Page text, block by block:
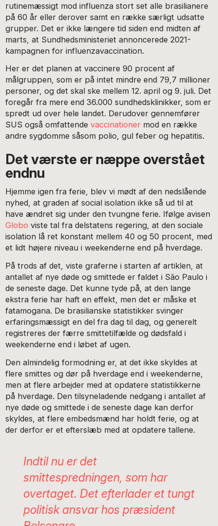
rutinemæssigt mod influenza stort set alle brasilianere
på 60 år eller derover samt en række særligt udsatte
grupper. Det er ikke længere tid siden end midten af
marts, at Sundhedsministeriet annoncerede 2021-
kampagnen for influenzavaccination.
Her er det planen at vaccinere 90 procent af
målgruppen, som er på intet mindre end 79,7 millioner
personer, og det skal ske mellem 12. april og 9. juli. Det
foregår fra mere end 36.000 sundhedsklinikker, som er
spredt ud over hele landet. Derudover gennemfører
SUS også omfattendevaccinationer mod en række
andre sygdomme såsom polio, gul feber og hepatitis.
Det værste er næppe overstået
endnu
Hjemme igen fra ferie, blev vi mødt af den nedslående
nyhed, at graden af social isolation ikke så ud til at
have ændret sig under den tvungne ferie. Ifølge avisen
Globo viste tal fra delstatens regering, at den sociale
isolation lå ret konstant mellem 40 og 50 procent, med
et lidt højere niveau i weekenderne end på hverdage.
På trods af det, viste graferne i starten af artiklen, at
antallet af nye døde og smittede er faldet i São Paulo i
de seneste dage. Det kunne tyde på, at den lange
ekstra ferie har haft en effekt, men det er måske et
fatamogana. De brasilianske statistikker svinger
erfaringsmæssigt en del fra dag til dag, og generelt
registreres der færre smittetilfælde og dødsfald i
weekenderne end i løbet af ugen.
Den almindelig formodning er, at det ikke skyldes at
flere smittes og dør på hverdage end i weekenderne,
men at flere arbejder med at opdatere statistikkerne
på hverdage. Den tilsyneladende nedgang i antallet af
nye døde og smittede i de seneste dage kan derfor
skyldes, at flere embedsmænd har holdt ferie, og at
der derfor er et efterslæb med at opdatere tallene.
Indtil nu er det
smittespredningen, som har
overtaget. Det efterlader et tungt
politisk ansvar hos præsident